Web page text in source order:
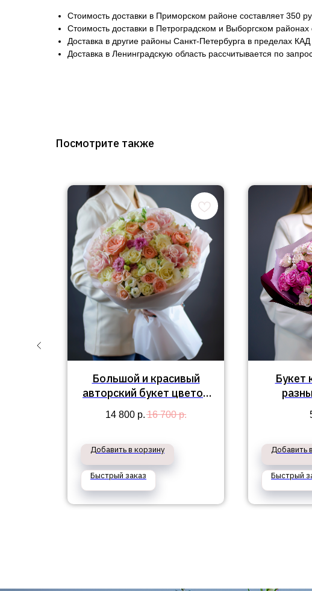
Стоимость доставки в Приморском районе составляет 350
Стоимость доставки в Петроградском и Выборгском районах
Доставка в другие районы Санкт-Петербурга в пределах
Доставка в Ленинградскую область рассчитывается по
Посмотрите также
Большой и красивый
авторский букет цветов
"Флоренция"
14 800 р. 16 700 р.
Добавить в корзину
Быстрый заказ
Букет
Добавить
Быстрый